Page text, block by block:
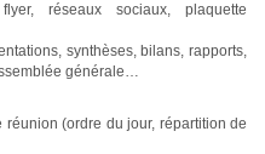
réseaux sociaux, plaquette
synthèses, bilans, rapports,
générale…
(ordre du jour, répartition de